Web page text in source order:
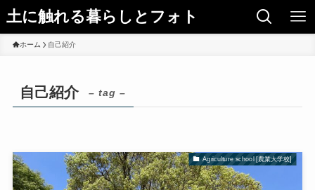
土に触れる暮らしとフォト
ホーム 自己紹介
自己紹介 – tag –
Agriculture school [農業大学校]